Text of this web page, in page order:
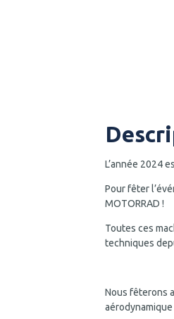
L’année 2024
Pour fêter
MOTORRAD !
Toutes ces
techniques
Nous fêterons
aérodynamique